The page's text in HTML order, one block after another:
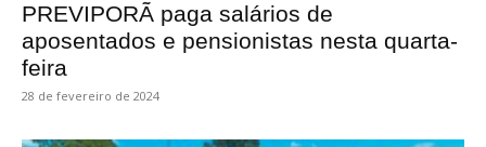
PREVIPORÃ paga salários de
aposentados e pensionistas nesta quarta-
feira
28 de fevereiro de 2024